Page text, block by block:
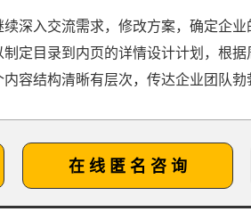
深入交流需求，修改方案，确定企
定目录到内页的详情设计计划，根
容结构清晰有层次，传达企业团队勃
在 线 匿 名 咨 询